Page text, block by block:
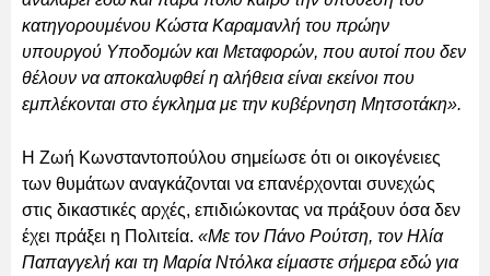
κατηγορουμένου Κώστα Καραμανλή του πρώην
υπουργού Υποδομών και Μεταφορών, που αυτοί που δεν
θέλουν να αποκαλυφθεί η αλήθεια είναι εκείνοι που
εμπλέκονται στο έγκλημα με την κυβέρνηση Μητσοτάκη».
Η Ζωή Κωνσταντοπούλου σημείωσε ότι οι οικογένειες
των θυμάτων αναγκάζονται να επανέρχονται συνεχώς
στις δικαστικές αρχές, επιδιώκοντας να πράξουν όσα δεν
έχει πράξει η Πολιτεία. «Με τον Πάνο Ρούτση, τον Ηλία
Παπαγγελή και τη Μαρία Ντόλκα είμαστε σήμερα εδώ για